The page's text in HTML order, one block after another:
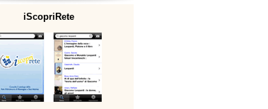
iScopriRete